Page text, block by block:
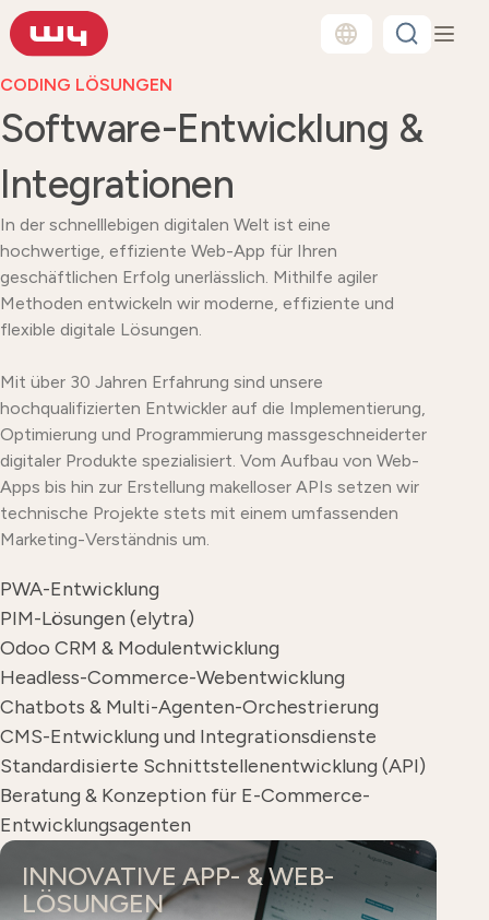
CODING LÖSUNGEN
Software-Entwicklung &
Integrationen
In der schnelllebigen digitalen Welt ist eine
hochwertige, effiziente Web-App für Ihren
geschäftlichen Erfolg unerlässlich. Mithilfe agiler
Methoden entwickeln wir moderne, effiziente und
flexible digitale Lösungen.
Mit über 30 Jahren Erfahrung sind unsere
hochqualifizierten Entwickler auf die Implementierung,
Optimierung und Programmierung massgeschneiderter
digitaler Produkte spezialisiert. Vom Aufbau von Web-
Apps bis hin zur Erstellung makelloser APIs setzen wir
technische Projekte stets mit einem umfassenden
Marketing-Verständnis um.
PWA-Entwicklung
PIM-Lösungen (elytra)
Odoo CRM & Modulentwicklung
Headless-Commerce-Webentwicklung
Chatbots & Multi-Agenten-Orchestrierung
CMS-Entwicklung und Integrationsdienste
Standardisierte Schnittstellenentwicklung (API)
Beratung & Konzeption für E-Commerce-
Entwicklungsagenten
INNOVATIVE APP- & WEB-
LÖSUNGEN